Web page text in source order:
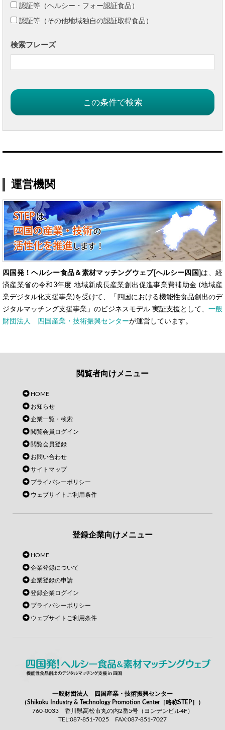
認証等（ヘルシー・フォー認証食品）
認証等（その他地域独自の認証取得食品）
検索フレーズ
運営機関
四国発！ヘルシー食品＆素材マッチングウェブ[ヘルシー四国] は、経
済産業省の令和3年度 地域新成長産業創出促進事業費補助金 (地域産
業デジタル化支援事業)を受けて、「四国における機能性食品創出のデ
ジタルマッチング支援事業」のビジネスモデル 実証支援として、 一般
財団法人 四国産業・技術振興センターが運営しています。
閲覧者向けメニュー
HOME
お知らせ
企業一覧・検索
閲覧会員ログイン
閲覧会員登録
お問い合わせ
サイトマップ
プライバシーポリシー
ウェブサイトご利用条件
登録企業向けメニュー
HOME
企業登録について
企業登録の申請
登録企業ログイン
プライバシーポリシー
ウェブサイトご利用条件
一般財団法人 四国産業・技術振興センター
（Shikoku Industry & Technology Promotion Center［略称STEP］）
760-0033 香川県高松市丸の内2番5号（ヨンデンビル4F）
TEL:087-851-7025 FAX:087-851-7027